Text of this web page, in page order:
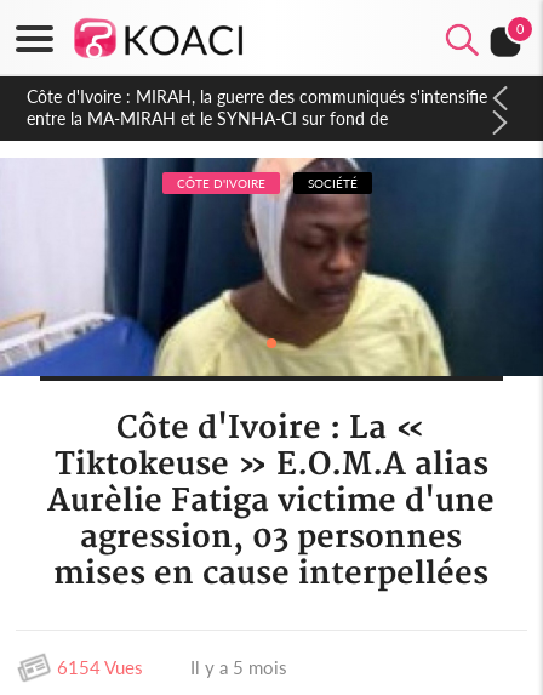
0
Côte d'Ivoire : Indépendance 2026, Thiam plaide pour un
environnement démocratique plus apaisé
CÔTE D'IVOIRE SOCIÉTÉ
Côte d'Ivoire : La «
Tiktokeuse » E.O.M.A alias
Aurèlie Fatiga victime d'une
agression, 03 personnes
mises en cause interpellées
6154 Vues Il y a 5 mois